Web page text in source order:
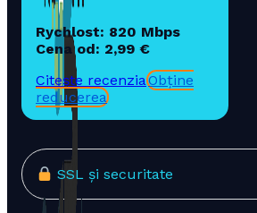
Rychlost: 820 Mbps
Cena od: 2,99 €
Citește recenziaObține
reducerea
SSL și securitate